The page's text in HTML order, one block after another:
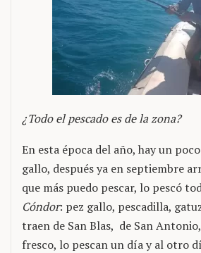
¿Todo el pescado es de la zona?
En esta época del año, hay un
gallo, después ya en septiembre
que más puedo pescar, lo pescó
Cóndor: pez gallo, pescadilla,
traen de San Blas, de San
fresco, lo pescan un día y al otro